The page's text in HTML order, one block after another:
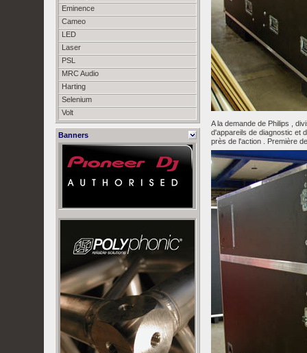
Eminence
Cameo
LED
Laser
PSL
MRC Audio
Harting
Selenium
Volt
Banners
A la demande de Philips ,
d'appareils de diagnostic et
près de l'action . Première